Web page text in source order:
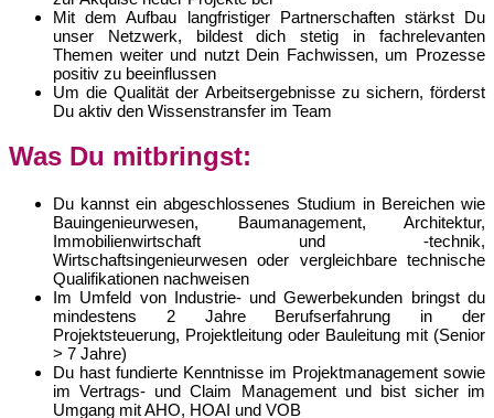
Mit dem Aufbau langfristiger Partnerschaften stärkst Du
unser Netzwerk, bildest dich stetig in fachrelevanten
Themen weiter und nutzt Dein Fachwissen, um Prozesse
positiv zu beeinflussen
Um die Qualität der Arbeitsergebnisse zu sichern, förderst
Du aktiv den Wissenstransfer im Team
Was Du mitbringst:
Du kannst ein abgeschlossenes Studium in Bereichen wie
Bauingenieurwesen, Baumanagement, Architektur,
Immobilienwirtschaft und -technik,
Wirtschaftsingenieurwesen oder vergleichbare technische
Qualifikationen nachweisen
Im Umfeld von Industrie- und Gewerbekunden bringst du
mindestens 2 Jahre Berufserfahrung in der
Projektsteuerung, Projektleitung oder Bauleitung mit (Senior
> 7 Jahre)
Du hast fundierte Kenntnisse im Projektmanagement sowie
im Vertrags- und Claim Management und bist sicher im
Umgang mit AHO, HOAI und VOB